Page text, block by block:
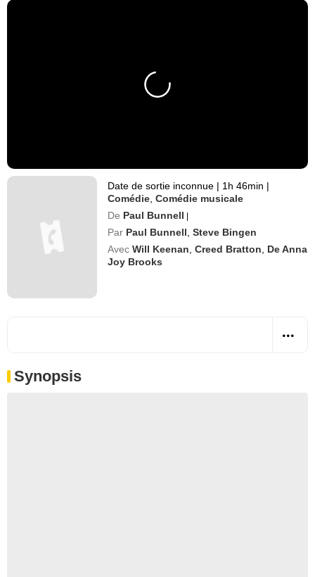
Date de sortie inconnue | 1h 46min |
Comédie ,Comédie musicale
De Paul Bunnell |
Par Paul Bunnell ,Steve Bingen
Avec Will Keenan ,Creed Bratton
De Anna
Joy Brooks
Synopsis